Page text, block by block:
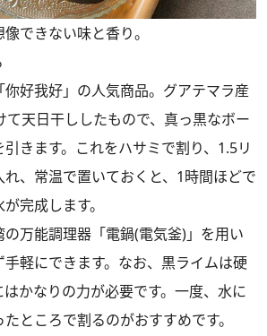
できない味と香り。
好我好」の人気商品。グアテマラ産
て天日干ししたもので、真っ黒なボー
きます。これをハサミで割り、1.5リ
れ、常温で置いておくと、1時間ほどで
完成します。
万能調理器「電鍋(電気釜)」を用い
軽にできます。なお、黒ライムは硬
かなりの力が必要です。一度、水に
ところで割るのがおすすめです。